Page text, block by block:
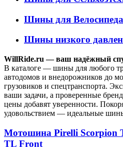
Шины для Велосипеда
Шины низкого
WillRide.ru — ваш надёжный
В каталоге — шины для любого
автодомов и внедорожников до
грузовиков и спецтранспорта.
ваши задачи, а проверенные
цены добавят уверенности.
удовольствием — идеальные
Мотошина Pirelli Scorpion
TL Front